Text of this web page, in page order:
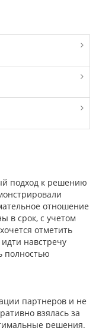
подход к решению
отношение
в срок, с учетом
отметить
навстречу
полностью
партнеров и не
взялась за
решения.